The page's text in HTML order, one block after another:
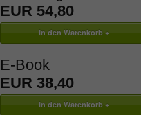
EUR 54,80
E-Book
EUR 38,40